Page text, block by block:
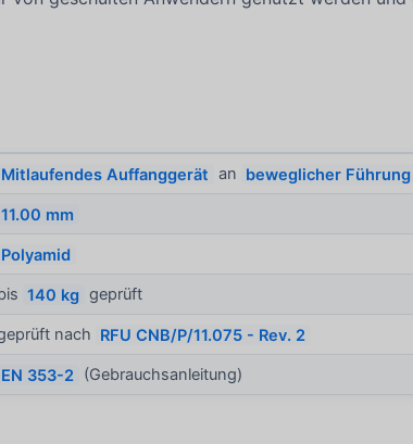
Mitlaufendes Auffanggerät an beweglicher Führung
11.00 mm
Polyamid
140 kg geprüft
nach RFU CNB/P/11.075 - Rev. 2
EN 353-2 (Gebrauchsanleitung)